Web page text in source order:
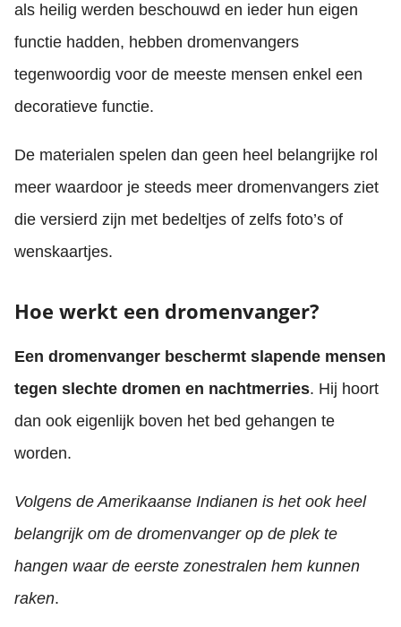
als heilig werden beschouwd en ieder hun eigen
functie hadden, hebben dromenvangers
tegenwoordig voor de meeste mensen enkel een
decoratieve functie.
De materialen spelen dan geen heel belangrijke rol
meer waardoor je steeds meer dromenvangers ziet
die versierd zijn met bedeltjes of zelfs foto’s of
wenskaartjes.
Hoe werkt een dromenvanger?
Een dromenvanger beschermt slapende mensen
tegen slechte dromen en nachtmerries. Hij hoort
dan ook eigenlijk boven het bed gehangen te
worden.
Volgens de Amerikaanse Indianen is het ook heel
belangrijk om de dromenvanger op de plek te
hangen waar de eerste zonestralen hem kunnen
raken.